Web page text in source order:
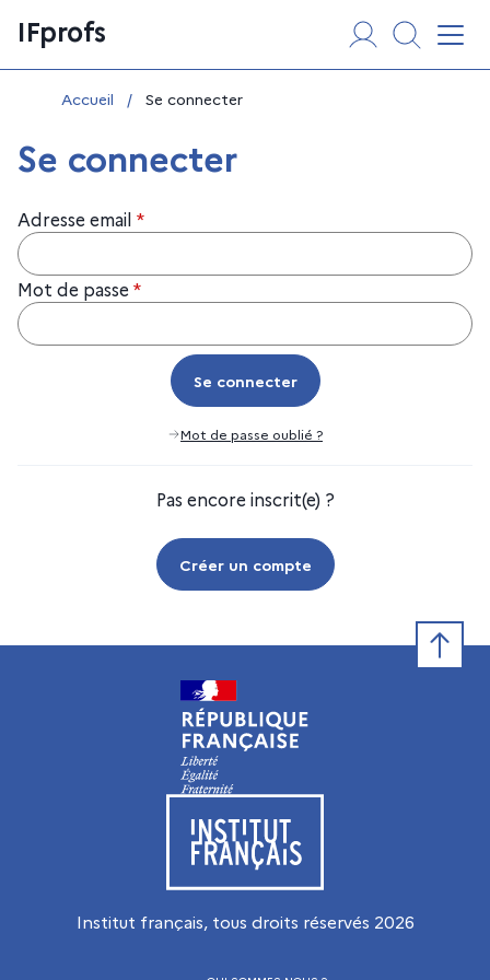
au
contenu
IFprofs
Vous êtes ici :
Accueil / Se connecter
Se connecter
Adresse email *
Mot de passe *
Se connecter
Se connecter
Mot de passe oublié ?
Pas encore inscrit(e) ?
Créer un compte
Visiter le site de l’Institut français
Institut français, tous droits réservés 2026